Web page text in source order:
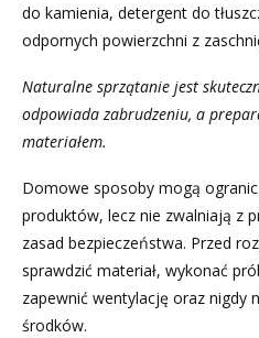
do kamienia, detergent do
odpornych powierzchni z
Naturalne sprzątanie jest
odpowiada zabrudzeniu, a
materiałem.
Domowe sposoby mogą
produktów, lecz nie zwalniają z
zasad bezpieczeństwa. Przed
sprawdzić materiał, wykonać
zapewnić wentylację oraz nigdy
środków.